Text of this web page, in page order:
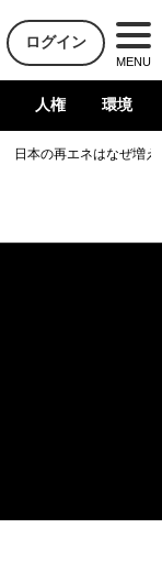
ログイン
MENU
人権 環境
日本の再エネはなぜ増